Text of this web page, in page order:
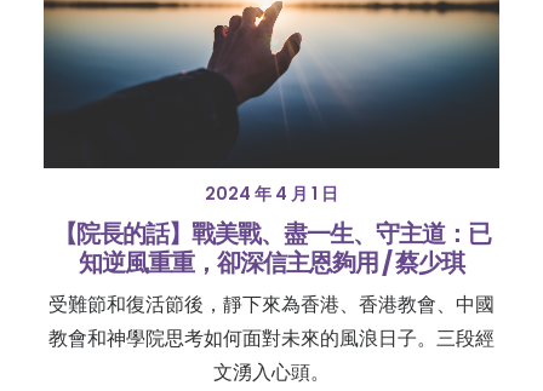
2024 年 4 月 1 日
【院長的話】戰美戰、盡一生、守主道：已
知逆風重重，卻深信主恩夠用 / 蔡少琪
受難節和復活節後，靜下來為香港、香港教會、中國
教會和神學院思考如何面對未來的風浪日子。三段經
文湧入心頭。